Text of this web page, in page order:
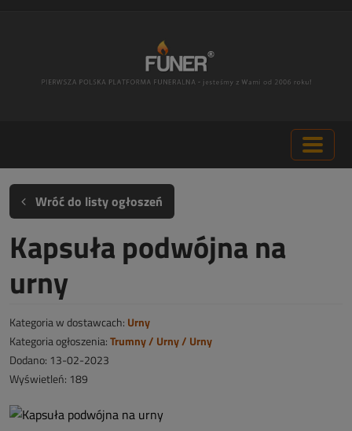
Wróć do listy ogłoszeń
Kapsuła podwójna na
urny
Kategoria w dostawcach: Urny
Kategoria ogłoszenia:Trumny / Urny / Urny
Dodano: 13-02-2023
Wyświetleń: 189